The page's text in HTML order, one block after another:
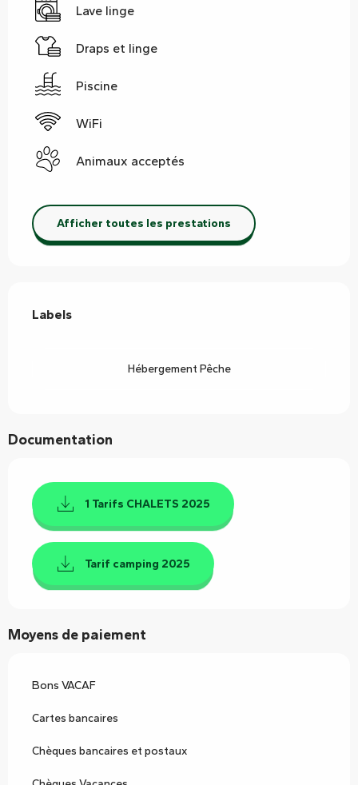
Lave linge
Draps et linge
Piscine
WiFi
Animaux acceptés
Afficher toutes les prestations
Labels
Labels
Hébergement Pêche
Documentation
1 Tarifs CHALETS 2025
Tarif camping 2025
Moyens de paiement
Bons VACAF
Cartes bancaires
Chèques bancaires et postaux